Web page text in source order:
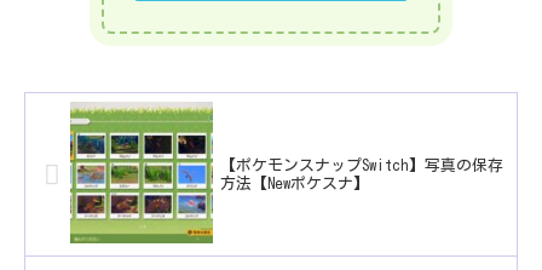
【ポケモンスナップSwitch】写真の保存
方法【Newポケスナ】